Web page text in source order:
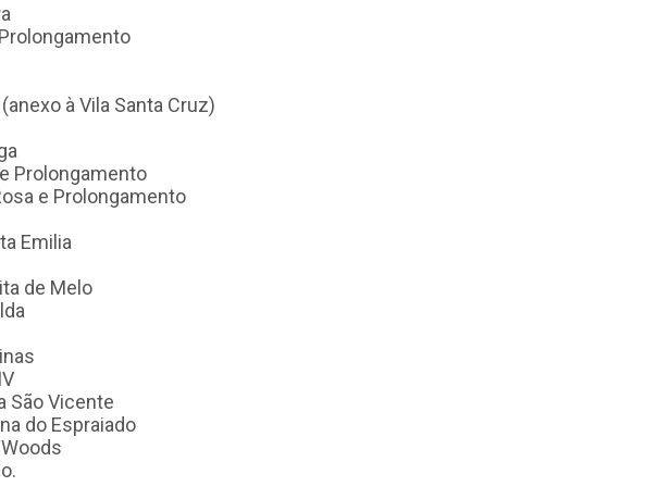
à Vila Santa Cruz)
Prolongamento
e Prolongamento
Emilia
de Melo
São Vicente
do Espraiado